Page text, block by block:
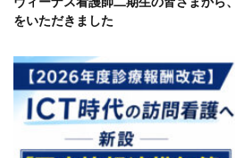
をいただきました